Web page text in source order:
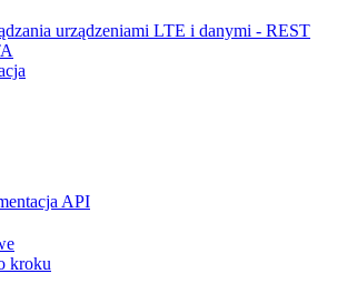
urządzeniami LTE i danymi - REST
API
kroku